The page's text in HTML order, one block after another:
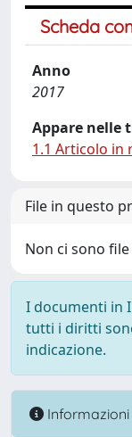
Scheda
Anno
2017
Appare nelle
1.1 Articolo in
File in questo
Non ci sono
I documenti in
tutti i diritti
indicazione.
Informazioni